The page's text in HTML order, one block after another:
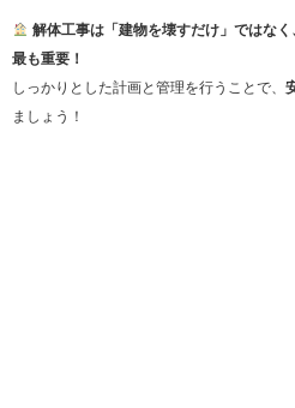
解体工事は「建物を壊すだけ」ではな
最も重要！
しっかりとした計画と管理を行うことで、
ましょう！